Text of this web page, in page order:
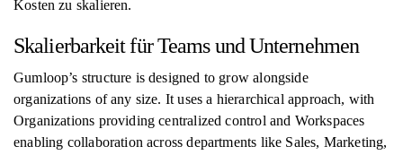
Kosten zu skalieren.
Skalierbarkeit für Teams und Unternehmen
Gumloop’s structure is designed to grow alongside
organizations of any size. It uses a hierarchical approach, with
Organizations providing centralized control and Workspaces
enabling collaboration across departments like Sales, Marketing,